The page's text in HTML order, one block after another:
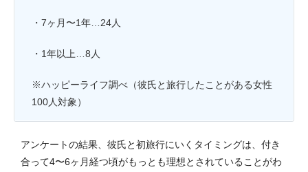
・7ヶ月〜1年…24人
・1年以上…8人
※ハッピーライフ調べ（彼氏と旅行したことがある女性
100人対象）
アンケートの結果、彼氏と初旅行にいくタイミングは、付き
合って4〜6ヶ月経つ頃がもっとも理想とされていることがわ